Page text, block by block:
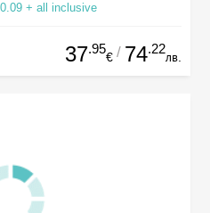
+ all inclusive
37.95
€ / 74.22
лв.